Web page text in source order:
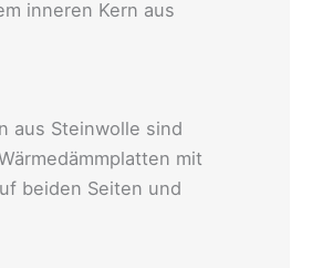
inneren Kern aus
aus Steinwolle sind
mit
beiden Seiten und